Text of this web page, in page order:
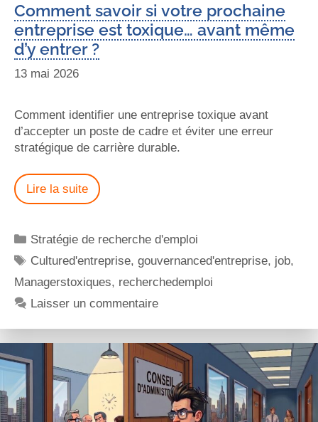
Comment savoir si votre prochaine
entreprise est toxique… avant même
d’y entrer ?
13 mai 2026
Comment identifier une entreprise toxique avant
d’accepter un poste de cadre et éviter une erreur
stratégique de carrière durable.
Lire la suite
Stratégie de recherche d'emploi
Cultured'entreprise,gouvernanced'entreprise, job,
Managerstoxiques, recherchedemploi
Laisser un commentaire